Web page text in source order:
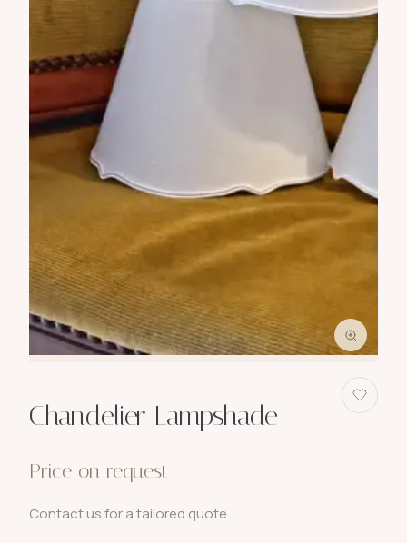
Chandelier Lampshade
Price on request
Contact us for a tailored quote.